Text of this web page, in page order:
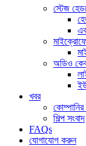
স্টেজ
অডিও
খবর
কোম্পানির
শিল্প সংবাদ
FAQs
যোগাযোগ করুন